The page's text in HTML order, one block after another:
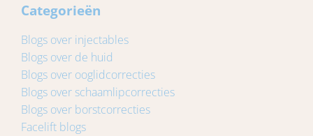
Categorieën
Blogs over injectables
Blogs over de huid
Blogs over ooglidcorrecties
Blogs over schaamlipcorrecties
Blogs over borstcorrecties
Facelift blogs